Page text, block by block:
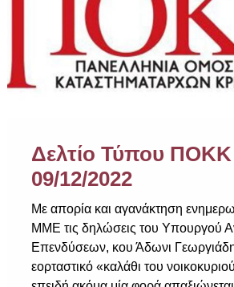
Δελτίο Τύπου
09/12/2022
Με απορία και αγανάκτηση
ΜΜΕ τις δηλώσεις του Υπουργού
Επενδύσεων, κου Άδωνι
εορταστικό «καλάθι του